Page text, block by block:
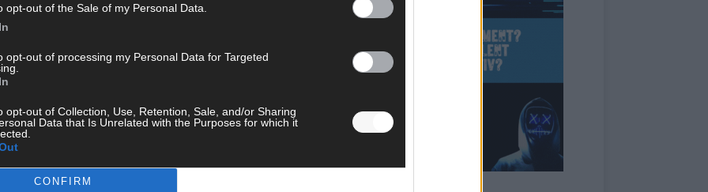
opt-out of the Sale of my Personal Data.
opt-out of processing my Personal Data for Targeted
opt-out of Collection, Use, Retention, Sale, and/or Sharing
Data that Is Unrelated with the Purposes for which it
CONFIRM